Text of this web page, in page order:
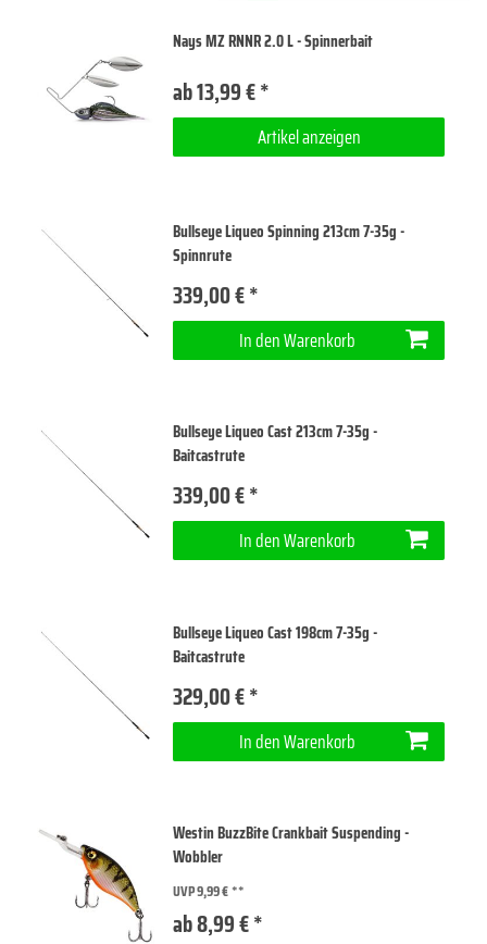
Nays MZ RNNR 2.0 L - Spinnerbait
ab 13,99 € *
Artikel anzeigen
Bullseye Liqueo Spinning 213cm 7-35g -
Spinnrute
339,00 € *
In den Warenkorb
Bullseye Liqueo Cast 213cm 7-35g -
Baitcastrute
339,00 € *
In den Warenkorb
Bullseye Liqueo Cast 198cm 7-35g -
Baitcastrute
329,00 € *
In den Warenkorb
Westin BuzzBite Crankbait Suspending -
Wobbler
UVP 9,99 €
ab 8,99 € *